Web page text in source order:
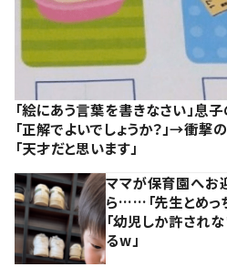
「絵にあう言葉を書きなさい」
「正解でよいでしょうか？」→衝撃
「天才だと思います」
ママが保育園へ
ら……「先生とめっ
「幼児しか許され
るw」